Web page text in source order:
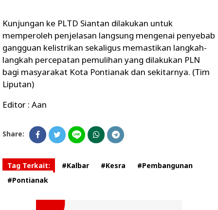
Kunjungan ke PLTD Siantan dilakukan untuk
memperoleh penjelasan langsung mengenai penyebab
gangguan kelistrikan sekaligus memastikan langkah-
langkah percepatan pemulihan yang dilakukan PLN
bagi masyarakat Kota Pontianak dan sekitarnya. (Tim
Liputan)
Editor : Aan
Share:
Tag Terkait: #Kalbar #Kesra
#Pembangunan
#Pontianak